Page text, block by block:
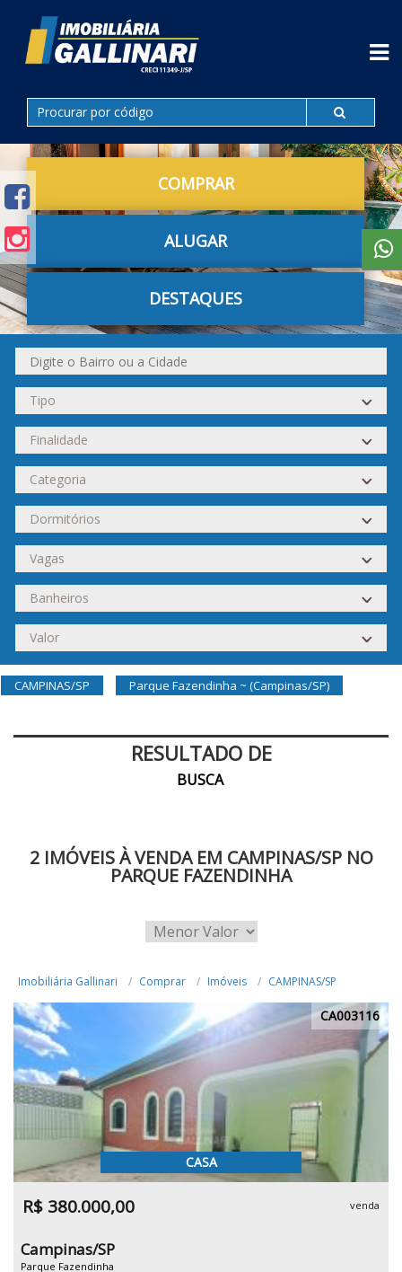
COMPRAR
ALUGAR
DESTAQUES
CAMPINAS/SP Parque Fazendinha ~ (Campinas/SP)
RESULTADO DE
BUSCA
2 IMÓVEIS À VENDA EM CAMPINAS/SP NO
PARQUE FAZENDINHA
Imobiliária Gallinari Comprar Imóveis CAMPINAS/SP
CA003116
CASA
R$ 380.000,00 venda
Campinas/SP
Parque Fazendinha